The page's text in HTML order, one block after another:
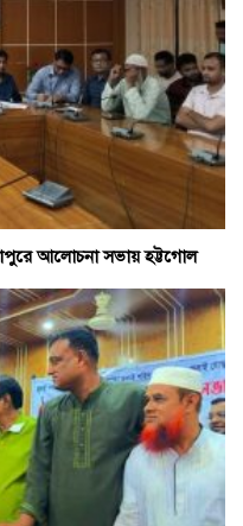
আলোচনা সভায় হট্টগোল